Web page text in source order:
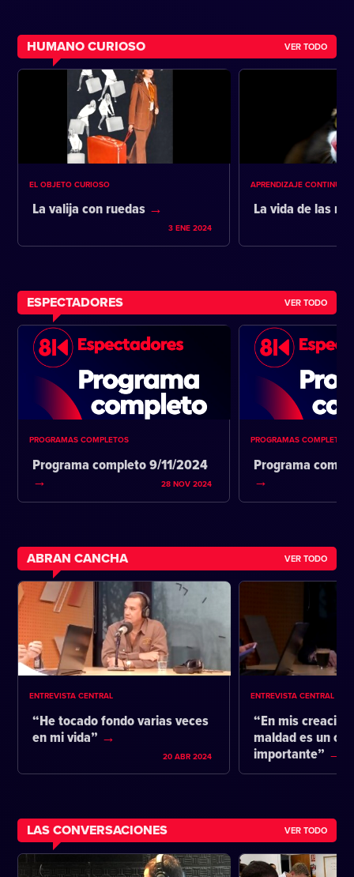
HUMANO CURIOSO VER TODO
EL OBJETO CURIOSO
La valija con ruedas
3 ENE 2024
APRENDIZAJE CONTINUO
La vida de las
ESPECTADORES VER TODO
PROGRAMAS COMPLETOS
Programa completo 9/11/2024
28 NOV 2024
PROGRAMAS COMPLETOS
Programa
ABRAN CANCHA VER TODO
ENTREVISTA CENTRAL
“He tocado fondo varias veces
en mi vida”
20 ABR 2024
ENTREVISTA CENTRAL
“En mis
maldad es un
importante”
LAS CONVERSACIONES VER TODO